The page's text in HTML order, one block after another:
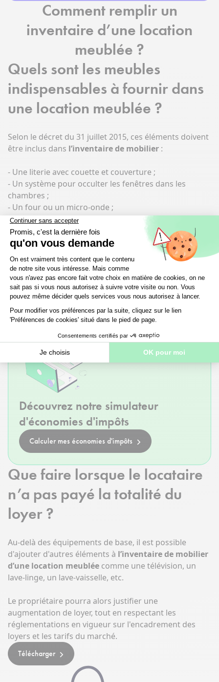
Comment remplir un
inventaire d’une location
meublée ?
Quels sont les meubles
indispensables à fournir dans
une location meublée ?
Selon le décret du 31 juillet 2015, ces éléments doivent
être inclus dans l’inventaire de mobilier :
- Une literie avec couette et couverture ;
- Un système pour occulter les fenêtres dans les
chambres ;
- Un four ou un micro-onde ;
- Un réfrigérateur avec congélateur ou compartiment
de congélation ;
- Des plaques de cuisson ;
- De la vaisselle ;
- Des ustensiles de cuisine ;
- Une table et des chaises ;
- Des étagères de rangement ;
- Des luminaires ;
- Du matériel de nettoyage.
Découvrez notre simulateur
d'économies d'impôts
Calculer mes économies d'impôts
Que faire lorsque le locataire
n’a pas payé la totalité du
loyer ?
Au-delà des équipements de base, il est possible
d'ajouter d'autres éléments à l’inventaire de mobilier
d’une location meublée comme une télévision, un
lave-linge, un lave-vaisselle, etc.
Le propriétaire pourra alors justifier une
augmentation de loyer, tout en respectant les
réglementations en vigueur sur l'encadrement des
loyers et les tarifs du marché.
Télécharger